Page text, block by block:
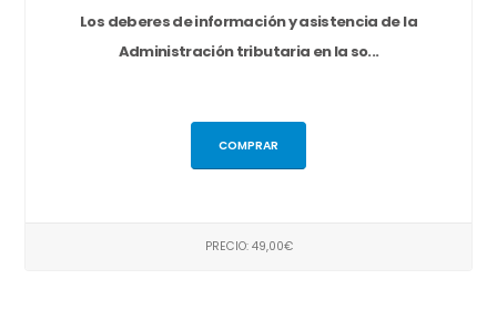
Los deberes de información y asistencia de la
Administración tributaria en la so...
COMPRAR
PRECIO: 49,00€